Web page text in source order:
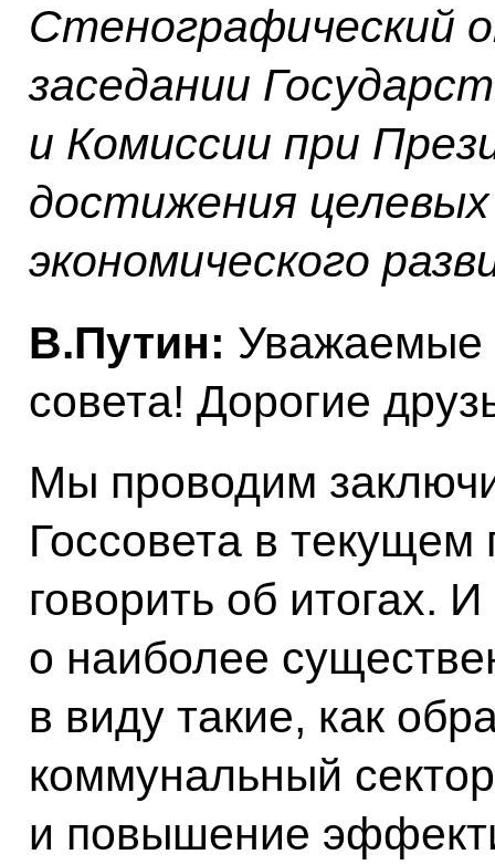
Стенографический
заседании
и Комиссии при
достижения
экономического
В.Путин: Уважаемые
совета! Дорогие
Мы проводим
Госсовета в текущем
говорить об итогах.
о наиболее
в виду такие, как
коммунальный
и повышение